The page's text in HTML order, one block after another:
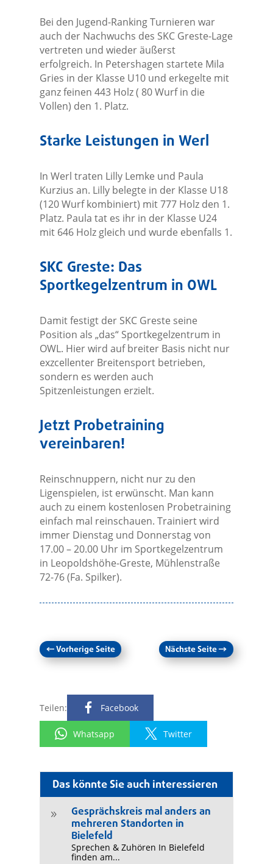
Das könnte Sie auch interessieren
9
Gesprächskreis mal anders an
mehreren Standorten in
Bielefeld
Sprechen & Zuhören In Bielefeld
finden am...
Bei den Jugend-Ranking Turnieren war
auch der Nachwuchs des SKC Greste-Lage
vertreten und wieder äußerst
erfolgreich. In Petershagen startete Mila
Gries in der Klasse U10 und erkegelte mit
ganz feinen 443 Holz ( 80 Wurf in die
Vollen) den 1. Platz.
Starke Leistungen in Werl
In Werl traten Lilly Lemke und Paula
Kurzius an. Lilly belegte in der Klasse U18
(120 Wurf kombiniert) mit 777 Holz den 1.
Platz. Paula tat es ihr in der Klasse U24
mit 646 Holz gleich und wurde ebenfalls 1.
SKC Greste: Das
Sportkegelzentrum in OWL
Damit festigt der SKC Greste seine
Position als „das“ Sportkegelzentrum in
OWL. Hier wird auf breiter Basis nicht nur
exzcellenter Breitensport betrieben,
sondern es werden auch
Spitzenleistungen erzielt.
Jetzt Probetraining
vereinbaren!
Reinschnuppern, nicht nur zu den
Ligenspielen, ist erwünscht. Man kann
auch zu einem kostenlosen Probetraining
einfach mal reinschauen. Trainiert wird
immer Dienstag und Donnerstag von
17.00 – 20.00 Uhr im Sportkegelzentrum
in Leopoldshöhe-Greste, Mühlenstraße
72-76 (Fa. Spilker).
←Vorherige Seite Nächste Seite→
Teilen: Facebook
Whatsapp Twitter